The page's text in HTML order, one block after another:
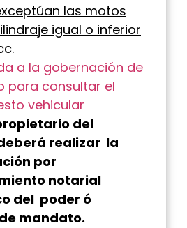
las motos
igual o inferior
a la gobernación de
para consultar el
vehicular
del
realizar la
por
notarial
del poder ó
mandato.